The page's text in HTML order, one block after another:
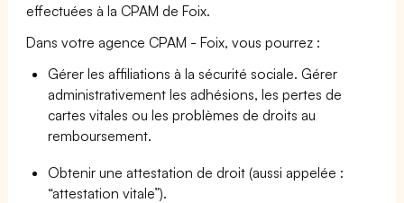
effectuées à la CPAM de Foix.
Dans votre agence CPAM - Foix, vous pourrez :
Gérer les affiliations à la sécurité sociale. Gérer
administrativement les adhésions, les pertes de
cartes vitales ou les problèmes de droits au
remboursement.
Obtenir une attestation de droit (aussi appelée :
“attestation vitale”).